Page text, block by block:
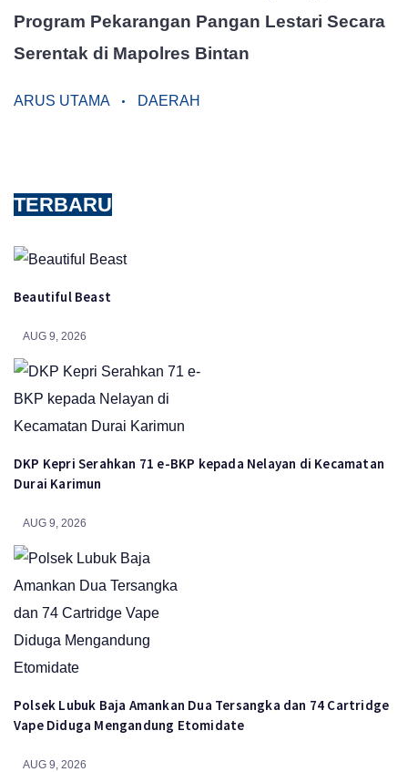
Program Pekarangan Pangan Lestari Secara
Serentak di Mapolres Bintan
ARUS UTAMA DAERAH
TERBARU
Beautiful Beast
AUG 9, 2026
DKP Kepri Serahkan 71 e-BKP kepada Nelayan di Kecamatan
Durai Karimun
AUG 9, 2026
Polsek Lubuk Baja Amankan Dua Tersangka dan 74 Cartridge
Vape Diduga Mengandung Etomidate
AUG 9, 2026